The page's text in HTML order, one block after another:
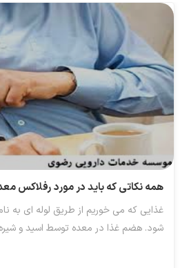
همه نکاتی که باید در مورد رفلاکس
غذایی که می خوریم از طریق لوله ای به
شود. هضم غذا در معده توسط اسید و